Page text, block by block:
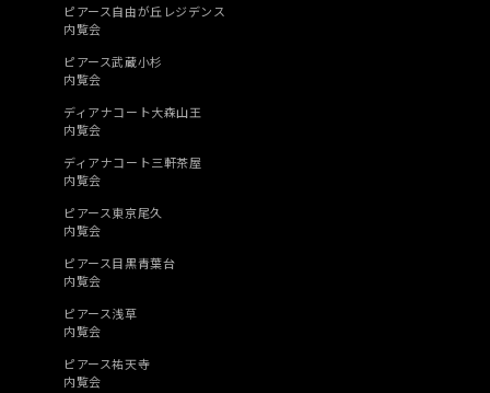
ピアース自由が丘レジデンス
内覧会
ピアース武蔵小杉
内覧会
ディアナコート大森山王
内覧会
ディアナコート三軒茶屋
内覧会
ピアース東京尾久
内覧会
ピアース目黒青葉台
内覧会
ピアース浅草
内覧会
ピアース祐天寺
内覧会